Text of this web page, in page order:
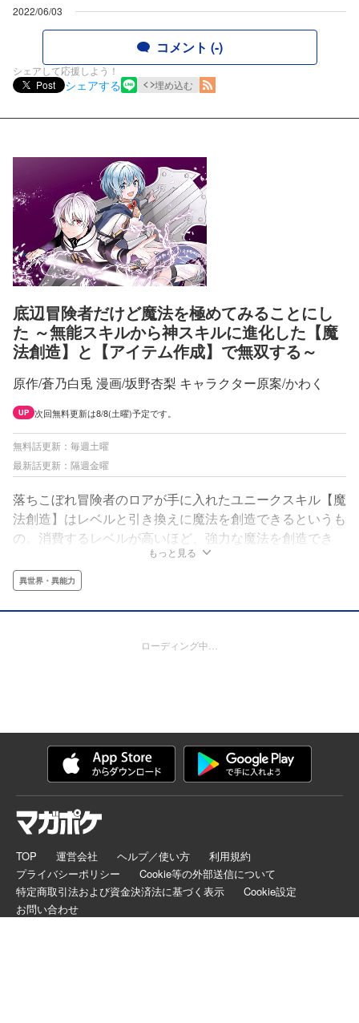
2022/06/03
コメント (-)
シェアして応援しよう！
Post
シェアする 埋め込む
底辺冒険者だけど魔法を極めてみることにし
た ～無能スキルから神スキルに進化した【魔
法創造】と【アイテム作成】で無双する～
原作/蒼乃白兎 漫画/坂野杏梨 キャラクター原案/かわく
UP 次回無料更新は8/8(土曜)予定です。
無料話更新：毎週土曜
最新話更新：隔週金曜
落ちこぼれ冒険者のロアが手に入れたユニークスキル【魔
法創造】はレベルと引き換えに魔法を創造できるというも
の。消費するレベルが高いほど、強力な魔法を創造でき
る。つまりレベルを消費すればするほど、レベル上げの効
率はドンドン上がるのだ。更に【アイテム作成】の能力も
利用することで、強力な装備でステータスを補ったり、価
値の高いアイテムを作成できたり、超便利！【アイテム作
ロアは驚異的な成長を遂げていく！
もっと見る
異世界・異能力
ローディング中…
TOP 運営会社 ヘルプ／使い方
利用規約
プライバシーポリシー
Cookie等の外部送信について
特定商取引法および資金決済法に基づく表示
Cookie設定
お問い合わせ